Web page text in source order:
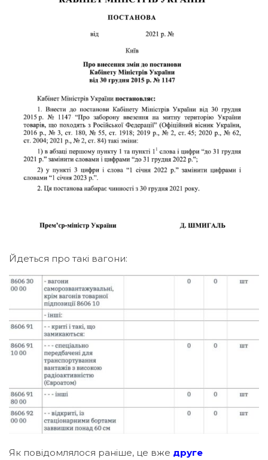
Йдеться про такі вагони:
Як повідомлялося раніше, це вже друге